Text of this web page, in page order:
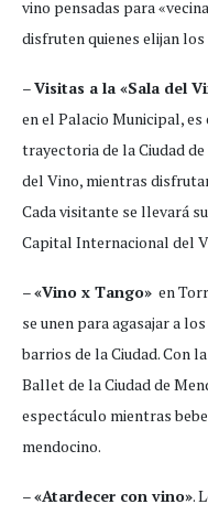
vino pensadas para
disfruten quienes elijan
–Visitas a la «Sala del
en el Palacio Municipal,
trayectoria de la Ciudad
del Vino, mientras
Cada visitante se llevará
Capital Internacional del
–«Vino x Tango» en
se unen para agasajar a
barrios de la Ciudad. Con
Ballet de la Ciudad de
espectáculo mientras
mendocino.
–«Atardecer con vino».